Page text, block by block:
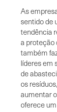
As
sentido de
tendência
a proteção
também
líderes em
de
os
aumentar
oferece